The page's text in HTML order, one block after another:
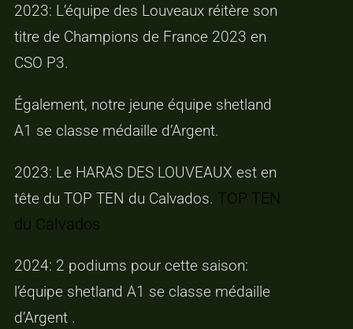
2023: L’équipe des Louveaux réitère son
titre de Champions de France 2023 en
CSO P3.
Également, notre jeune équipe shetland
A1 se classe médaille d’Argent.
2023: Le HARAS DES LOUVEAUX est en
tête du TOP TEN du Calvados. TOP TEN
du Calvados
2024: 2 podiums pour cette saison:
l’équipe shetland A1 se classe médaille
d’Argent .